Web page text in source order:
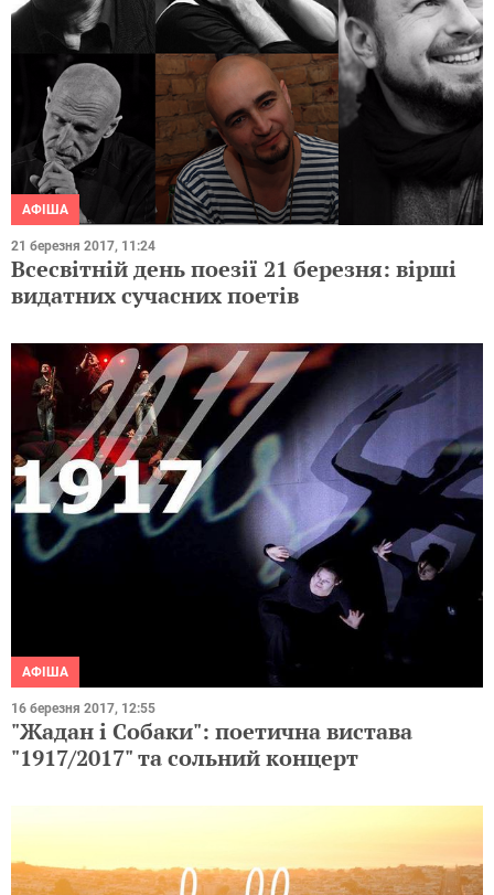
АФІША
21 березня 2017, 11:24
Всесвітній день поезії 21 березня: вірші
видатних сучасних поетів
АФІША
16 березня 2017, 12:55
"Жадан і Собаки": поетична вистава
"1917/2017" та сольний концерт